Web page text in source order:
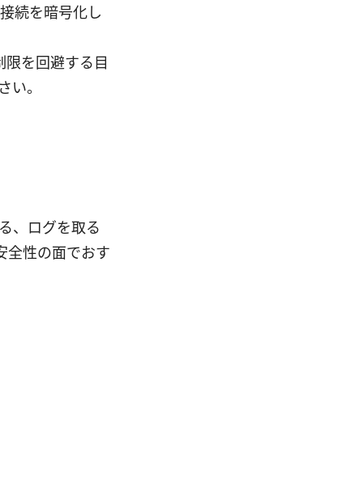
続を暗号化し
を回避する目
い。
、ログを取る
全性の面でおす